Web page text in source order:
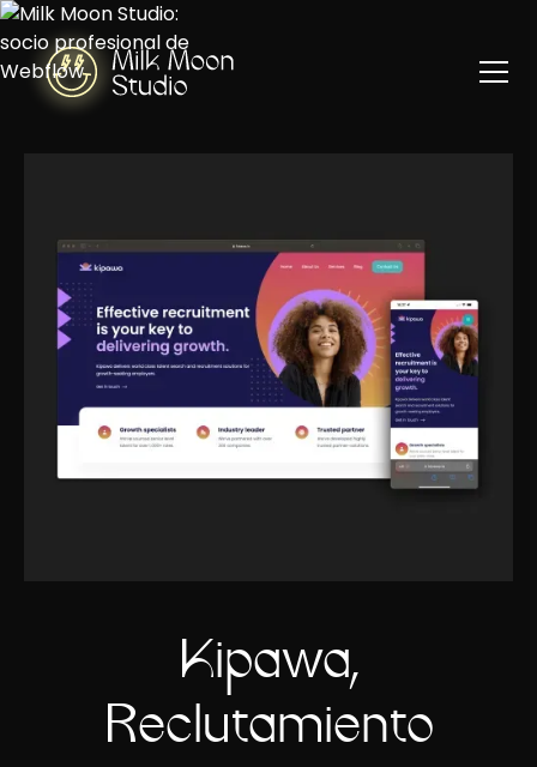
Kipawa,
Reclutamiento